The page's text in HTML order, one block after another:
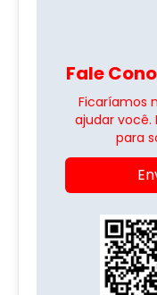
Fale
Ficaríamos
ajudar
para